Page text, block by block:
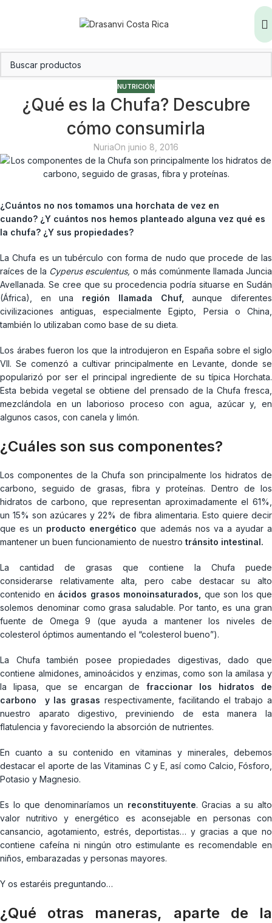
NUTRICIÓN
¿Qué es la Chufa? Descubre
cómo consumirla
NuriaOn junio 8, 2016
¿Cuántos no nos tomamos una horchata de vez en
cuando? ¿Y cuántos nos hemos planteado alguna vez qué es
la chufa? ¿Y sus propiedades?
La Chufa es un tubérculo con forma de nudo que procede de las
raíces de la Cyperus esculentus, o más comúnmente llamada Juncia
Avellanada. Se cree que su procedencia podría situarse en Sudán
(África), en una región llamada Chuf,
aunque diferentes
civilizaciones antiguas, especialmente Egipto, Persia o China,
también lo utilizaban como base de su dieta.
Los árabes fueron los que la introdujeron en España sobre el siglo
VII. Se comenzó a cultivar principalmente en Levante, donde se
popularizó por ser el principal ingrediente de su típica Horchata.
Esta bebida vegetal se obtiene del prensado de la Chufa fresca,
mezclándola en un laborioso proceso con agua, azúcar y, en
algunos casos, con canela y limón.
¿Cuáles son sus componentes?
Los componentes de la Chufa son principalmente los hidratos de
carbono, seguido de grasas, fibra y proteínas. Dentro de los
hidratos de carbono, que representan aproximadamente el 61%,
un 15% son azúcares y 22% de fibra alimentaria. Esto quiere decir
que es un producto energético que además nos va a ayudar a
mantener un buen funcionamiento de nuestro tránsito intestinal.
La cantidad de grasas que contiene la Chufa puede
considerarse relativamente alta, pero cabe destacar su alto
contenido en ácidos grasos monoinsaturados,
que son los que
solemos denominar como grasa saludable. Por tanto, es una gran
fuente de Omega 9 (que ayuda a mantener los niveles de
colesterol óptimos aumentando el “colesterol bueno”).
La Chufa también posee propiedades digestivas, dado que
contiene almidones, aminoácidos y enzimas, como son la amilasa y
la lipasa, que se encargan defraccionar los hidratos de
carbono y las grasas respectivamente, facilitando el trabajo a
nuestro aparato digestivo, previniendo de esta manera la
flatulencia y favoreciendo la absorción de nutrientes.
En cuanto a su contenido en vitaminas y minerales, debemos
destacar el aporte de las Vitaminas C y E, así como Calcio, Fósforo,
Potasio y Magnesio.
Es lo que denominaríamos un reconstituyente. Gracias a su alto
valor nutritivo y energético es aconsejable en personas con
cansancio, agotamiento, estrés, deportistas… y gracias a que no
contiene cafeína ni ningún otro estimulante es recomendable en
niños, embarazadas y personas mayores.
Y os estaréis preguntando…
¿Qué otras maneras, aparte de la